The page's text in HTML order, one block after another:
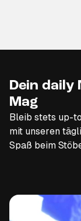
Dein daily
Mag
Bleib stets up-
mit unseren
Spaß beim